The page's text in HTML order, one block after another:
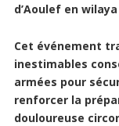
d’Aoulef en wilaya
Cet événement
inestimables
armées pour
renforcer la
douloureuse